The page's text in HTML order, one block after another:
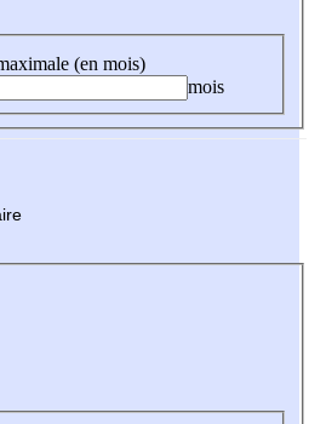
(en mois)
mois